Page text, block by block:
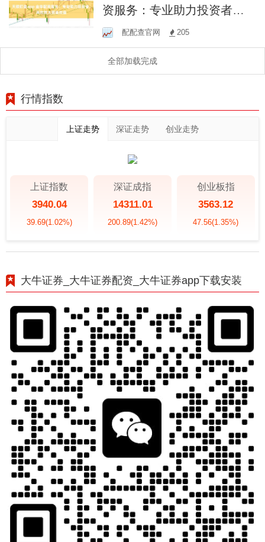
资服务：专业助力投资者，
高效放大资金效益
配配查官网 205
全部加载完成
行情指数
上证走势 深证走势 创业走势
上证指数
3940.04
39.69(1.02%)
深证成指
14311.01
200.89(1.42%)
创业板指
3563.12
47.56(1.35%)
大牛证券_大牛证券配资_大牛证券app下载安装